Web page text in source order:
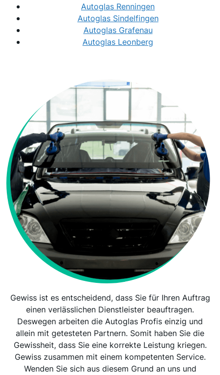
Autoglas Renningen
Autoglas Sindelfingen
Autoglas Grafenau
Autoglas Leonberg
Gewiss ist es entscheidend, dass Sie für Ihren Auftrag
einen verlässlichen Dienstleister beauftragen.
Deswegen arbeiten die Autoglas Profis einzig und
allein mit getesteten Partnern. Somit haben Sie die
Gewissheit, dass Sie eine korrekte Leistung kriegen.
Gewiss zusammen mit einem kompetenten Service.
Wenden Sie sich aus diesem Grund an uns und